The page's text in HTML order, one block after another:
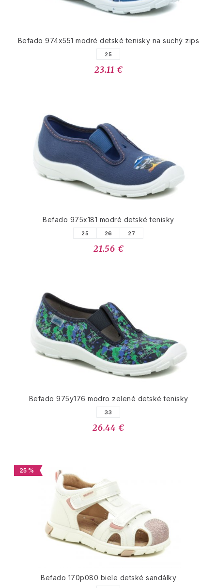
Befado 974x551 modré detské tenisky na suchý zips
25
23.11 €
Befado 975x181 modré detské tenisky
25 26 27
21.56 €
Befado 975y176 modro zelené detské tenisky
33
26.44 €
25 %
Befado 170p080 biele detské sandálky